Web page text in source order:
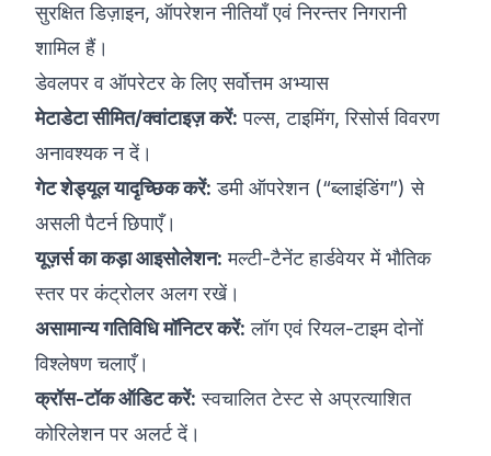
सुरक्षित डिज़ाइन, ऑपरेशन नीतियाँ एवं निरन्तर निगरानी
शामिल हैं।
डेवलपर व ऑपरेटर के लिए सर्वोत्तम अभ्यास
मेटाडेटा सीमित/क्वांटाइज़ करें: पल्स, टाइमिंग, रिसोर्स विवरण
अनावश्यक न दें।
गेट शेड्यूल यादृच्छिक करें: डमी ऑपरेशन (“ब्लाइंडिंग”) से
असली पैटर्न छिपाएँ।
यूज़र्स का कड़ा आइसोलेशन: मल्टी-टैनेंट हार्डवेयर में भौतिक
स्तर पर कंट्रोलर अलग रखें।
असामान्य गतिविधि मॉनिटर करें: लॉग एवं रियल-टाइम दोनों
विश्लेषण चलाएँ।
क्रॉस-टॉक ऑडिट करें: स्वचालित टेस्ट से अप्रत्याशित
कोरिलेशन पर अलर्ट दें।